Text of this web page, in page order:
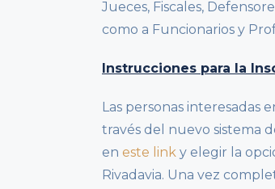
Jueces, Fiscales,
como a Funcionarios y
Instrucciones para la
Las personas interesadas
través del nuevo sistema
en este link y elegir la
Rivadavia. Una vez